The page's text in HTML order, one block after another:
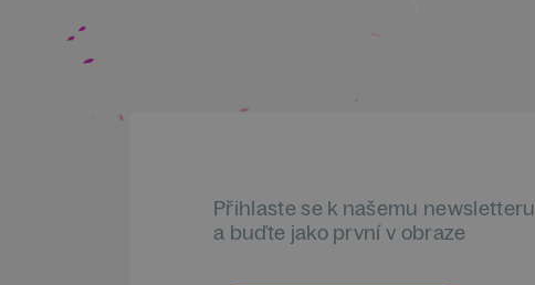
Přihlaste se k našemu newsletteru
a buďte jako první v obraze